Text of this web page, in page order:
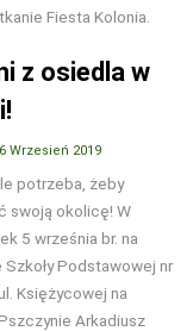
Fiesta Kolonia.
z osiedla w
Wrzesień 2019
potrzeba, żeby
swoją okolicę! W
5 września br. na
Szkoły Podstawowej nr
Księżycowej na
Arkadiusz